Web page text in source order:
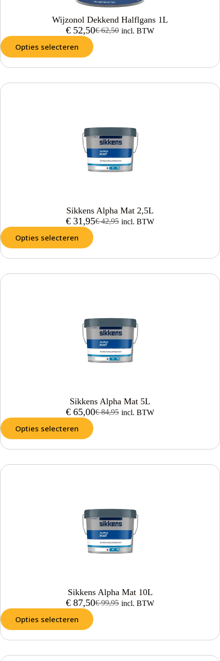
Wijzonol Dekkend Halflgans 1L
€62,50
€ 52,50 incl. BTW
Opties selecteren
Sikkens Alpha Mat 2,5L
€42,95
€ 31,95 incl. BTW
Opties selecteren
Sikkens Alpha Mat 5L
€84,95
€ 65,00 incl. BTW
Opties selecteren
Sikkens Alpha Mat 10L
€99,95
€ 87,50 incl. BTW
Opties selecteren